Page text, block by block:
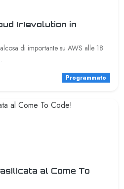
(r)evolution in
di importante su AWS alle 18
Programmato
al Come To